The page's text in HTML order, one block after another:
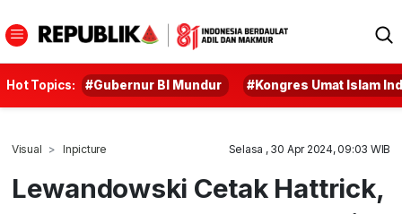
Hot Topics: #Gubernur BI Mundur #Kongres Umat Islam
Visual Inpicture Selasa , 30 Apr 2024, 09:03 WIB
Lewandowski Cetak Hattrick,